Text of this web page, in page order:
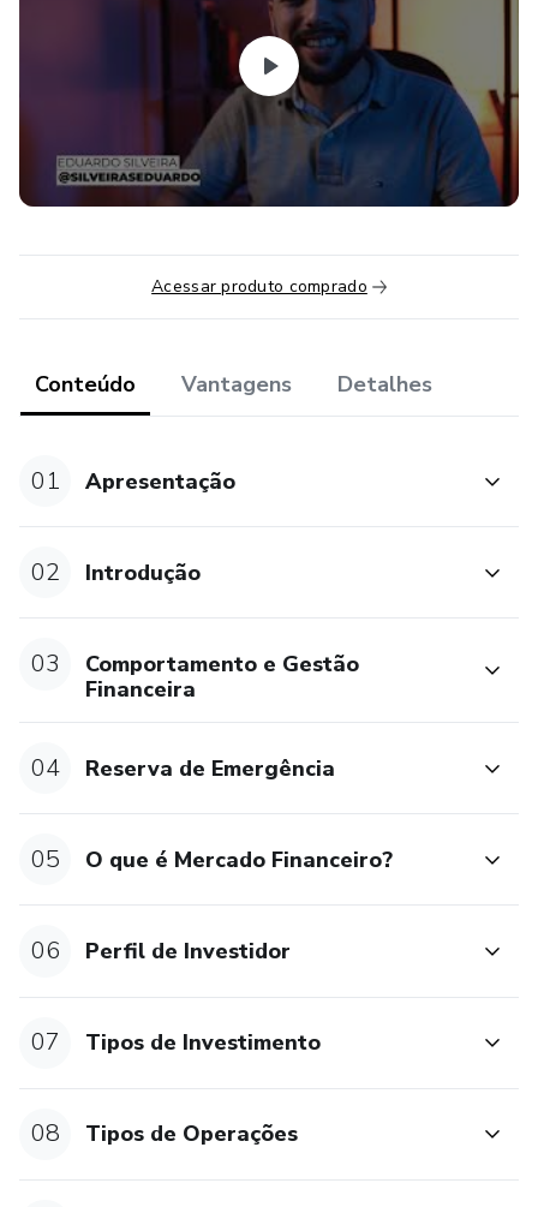
O compromisso deste curso é orientá-lo até a compra da
sua primeira ação na B3 com absoluta segurança e
Aviso Legal: Todas as estratégias e investimentos
envolvem risco de perda. Nenhuma informação contida
neste produto deve ser interpretada como uma garantia de
Acessar produto comprado
Conteúdo Vantagens Detalhes
01 Apresentação
02 Introdução
03
Comportamento e Gestão
Financeira
04 Reserva de Emergência
05 O que é Mercado Financeiro?
06 Perfil de Investidor
07 Tipos de Investimento
08 Tipos de Operações